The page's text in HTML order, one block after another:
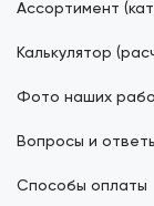
Ассортимент
Калькулятор
Фото наших
Вопросы и
Способы оплаты